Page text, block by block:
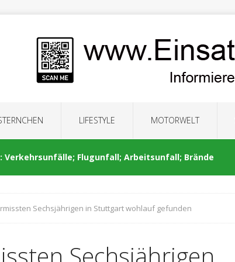
LIFESTYLE MOTORWELT
Verkehrsunfälle; Flugunfall; Arbeitsunfall; Brände
Auseinandersetzung; Brände; Verkehrsunfälle;
POLIZEIBERICHTE
Sechsjährigen in Stuttgart wohlauf gefunden